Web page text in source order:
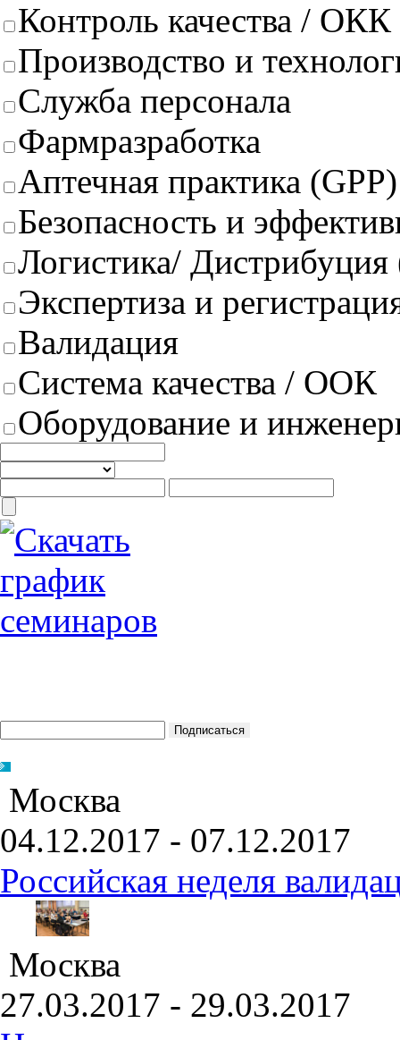
Контроль качества / ОКК
Производство и
Служба персонала
Фармразработка
Аптечная практика (GPP)
Безопасность и
Логистика/
Экспертиза и
Валидация
Система качества / ООК
Оборудование и
Москва
04.12.2017 - 07.12.2017
Российская неделя
Москва
27.03.2017 - 29.03.2017